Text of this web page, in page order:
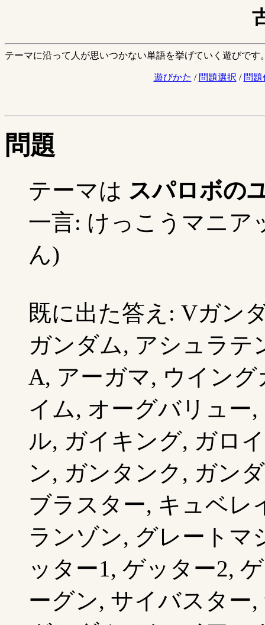
テーマに沿って人が思いつかない単語を挙げていく遊びです
遊びかた / 問題選択 / 問題
問題
テーマは スパロボの
一言: けっこうマニア
ん)
既に出た答え: Vガン
ガンダム, アシュラテ
A, アーガマ, ウイン
イム, オーグバリュー
ル, ガイキング, ガロ
ン, ガンタンク, ガン
ブラスター, キュベレ
ランゾン, グレートマ
ッター1, ゲッター2,
ーグン, サイバスター